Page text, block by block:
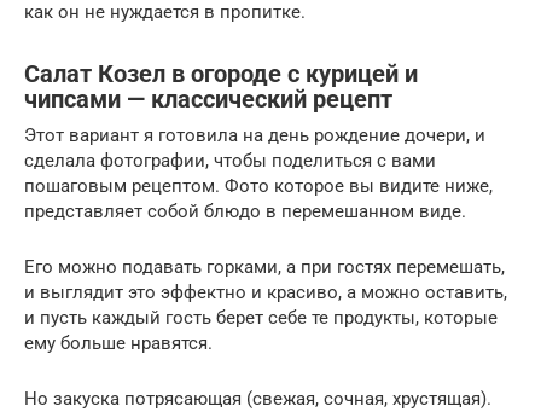
как он не нуждается в пропитке.
Салат Козел в огороде с курицей и
чипсами — классический рецепт
Этот вариант я готовила на день рождение дочери, и
сделала фотографии, чтобы поделиться с вами
пошаговым рецептом. Фото которое вы видите ниже,
представляет собой блюдо в перемешанном виде.
Его можно подавать горками, а при гостях перемешать,
и выглядит это эффектно и красиво, а можно оставить,
и пусть каждый гость берет себе те продукты, которые
ему больше нравятся.
Но закуска потрясающая (свежая, сочная, хрустящая).